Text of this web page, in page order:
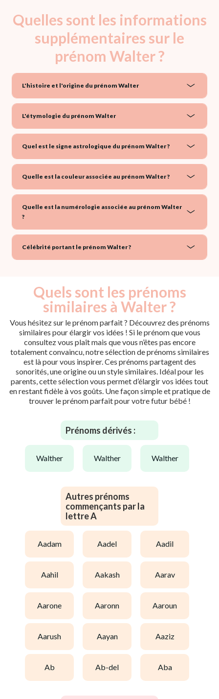
Quelles sont les informations
supplémentaires sur le
prénom Walter ?
L'histoire et l'origine du prénom Walter
L'étymologie du prénom Walter
Quel est le signe astrologique du prénom Walter ?
Quelle est la couleur associée au prénom Walter ?
Quelle est la numérologie associée au prénom Walter
?
Célébrité portant le prénom Walter ?
Quels sont les prénoms
similaires à Walter ?
Vous hésitez sur le prénom parfait ? Découvrez des prénoms
similaires pour élargir vos idées ! Si le prénom que vous
consultez vous plaît mais que vous n’êtes pas encore
totalement convaincu, notre sélection de prénoms similaires
est là pour vous inspirer. Ces prénoms partagent des
sonorités, une origine ou un style similaires. Idéal pour les
parents, cette sélection vous permet d’élargir vos idées tout
en restant fidèle à vos goûts. Une façon simple et pratique de
trouver le prénom parfait pour votre futur bébé !
Prénoms dérivés :
walther walther walther
Autres prénoms
commençants par la
lettre A
aadam aadel aadil
aahil aakash aarav
aarone aaronn aaroun
aarush aayan aaziz
ab ab-del aba